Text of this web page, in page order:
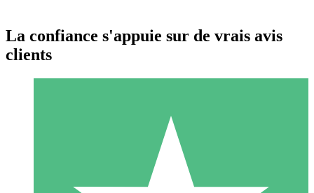
Packs de Crédits Individuels
Payez à l'utilisation avec des crédits de téléchargement. Sans
La confiance s'appuie sur de vrais avis
clients